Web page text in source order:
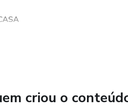
PARA IMPRESSÃO
criou o